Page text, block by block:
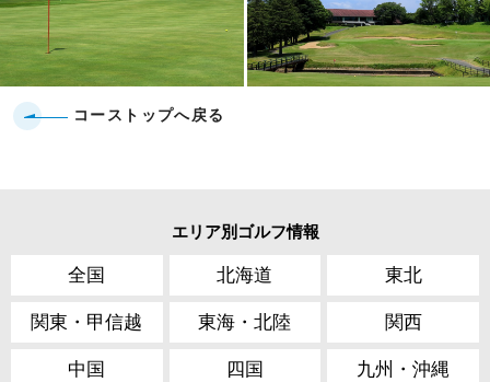
コーストップへ戻る
エリア別ゴルフ情報
全国 北海道 東北
関東・甲信越 東海・北陸 関西
中国 四国 九州・沖縄